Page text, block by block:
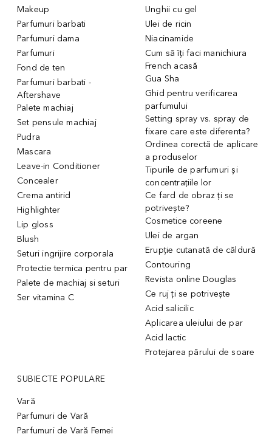
Makeup
Parfumuri barbati
Parfumuri dama
Parfumuri
Fond de ten
Parfumuri barbati -
Aftershave
Palete machiaj
Set pensule machiaj
Pudra
Mascara
Leave-in Conditioner
Concealer
Crema antirid
Highlighter
Lip gloss
Blush
Seturi ingrijire corporala
Protectie termica pentru par
Palete de machiaj si seturi
Ser vitamina C
Unghii cu gel
Ulei de ricin
Niacinamide
Cum să îți faci manichiura
French acasă
Gua Sha
Ghid pentru verificarea
parfumului
Setting spray vs. spray de
fixare care este diferenta?
Ordinea corectă de aplicare
a produselor
Tipurile de parfumuri și
concentrațiile lor
Ce fard de obraz ți se
potrivește?
Cosmetice coreene
Ulei de argan
Erupție cutanată de căldură
Contouring
Revista online Douglas
Ce ruj ți se potrivește
Acid salicilic
Aplicarea uleiului de par
Acid lactic
Protejarea părului de soare
SUBIECTE POPULARE
Vară
Parfumuri de Vară
Parfumuri de Vară Femei